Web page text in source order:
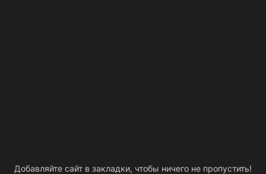
Добавляйте сайт в закладки, чтобы ничего не пропустить!